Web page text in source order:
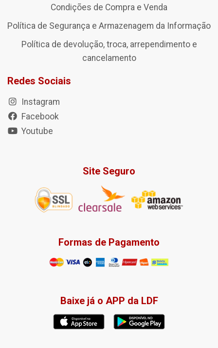
Condições de Compra e Venda
Política de Segurança e Armazenagem da Informação
Política de devolução, troca, arrependimento e
cancelamento
Redes Sociais
Instagram
Facebook
Youtube
Site Seguro
Formas de Pagamento
Baixe já o APP da LDF